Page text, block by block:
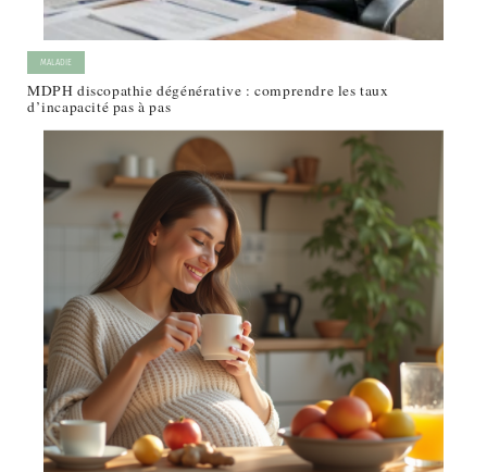
MALADIE
MDPH discopathie dégénérative : comprendre les taux
d’incapacité pas à pas